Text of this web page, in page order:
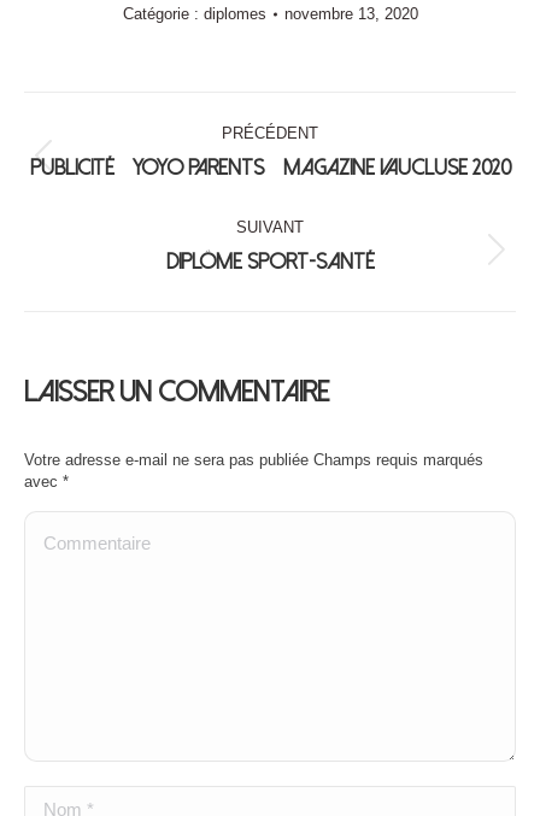
Catégorie : diplomes novembre 13, 2020
Navigation
album
PRÉCÉDENT
Album
:
Publicité « Yoyo Parents » Magazine Vaucluse 2020
SUIVANT
Album
Diplôme Sport-Santé
Laisser un commentaire
Votre adresse e-mail ne sera pas publiée Champs requis marqués
avec *
Nom *